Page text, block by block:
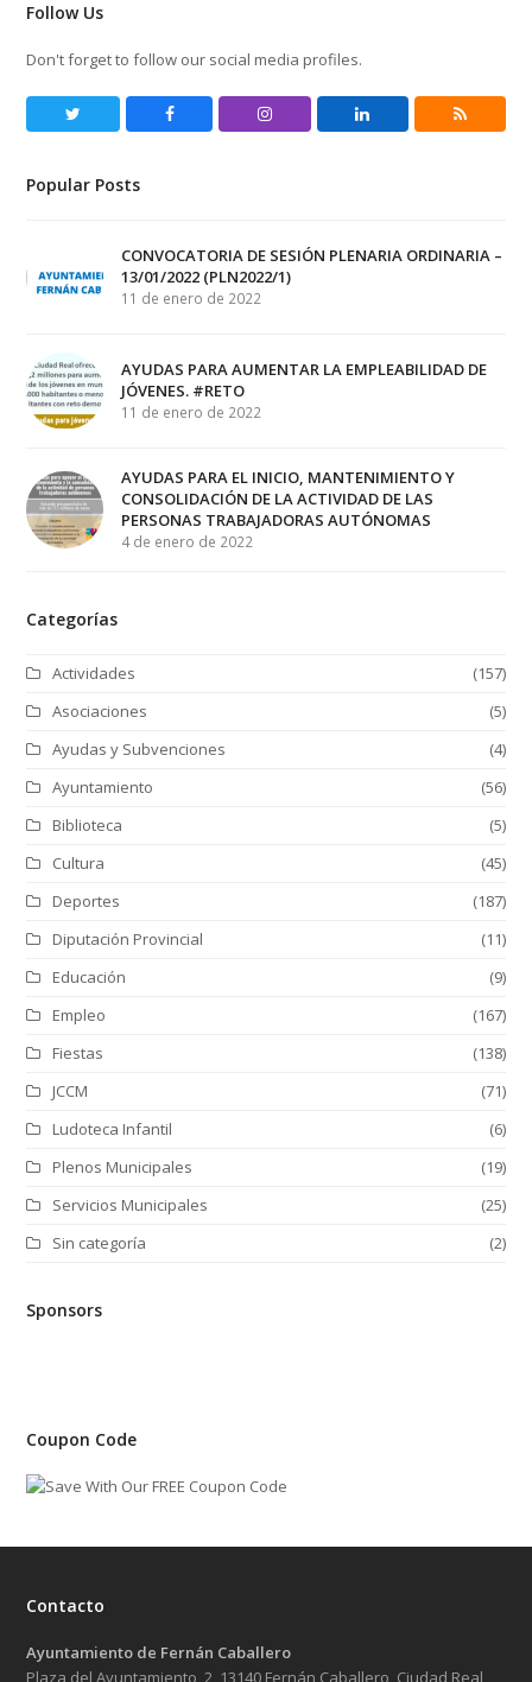
Follow Us
Don't forget to follow our social media profiles.
Facebook Instagram LinkedIn RSS
Popular Posts
CONVOCATORIA DE SESIÓN PLENARIA ORDINARIA –
13/01/2022 (PLN2022/1)
11 de enero de 2022
AYUDAS PARA AUMENTAR LA EMPLEABILIDAD DE
JÓVENES. #RETO
11 de enero de 2022
AYUDAS PARA EL INICIO, MANTENIMIENTO Y
CONSOLIDACIÓN DE LA ACTIVIDAD DE LAS
PERSONAS TRABAJADORAS AUTÓNOMAS
4 de enero de 2022
Categorías
Actividades
(157)
Asociaciones
(5)
Ayudas y Subvenciones
(4)
Ayuntamiento
(56)
Biblioteca
(5)
Cultura
(45)
Deportes
(187)
Diputación Provincial
(11)
Educación
(9)
Empleo
(167)
Fiestas
(138)
JCCM
(71)
Ludoteca Infantil
(6)
Plenos Municipales
(19)
Servicios Municipales
(25)
Sin categoría
(2)
Sponsors
Coupon Code
Contacto
Ayuntamiento de Fernán Caballero
Plaza del Ayuntamiento, 2, 13140 Fernán Caballero, Ciudad Real